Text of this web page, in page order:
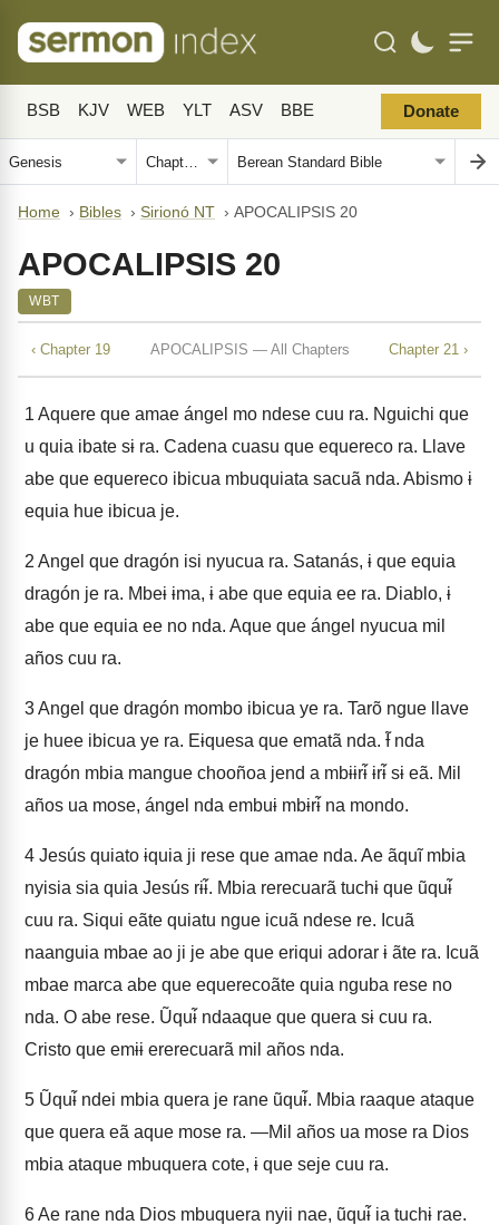
BSB KJV WEB YLT ASV BBE Donate
Home › Bibles › Sirionó NT › APOCALIPSIS 20
APOCALIPSIS 20
WBT
‹ Chapter 19 APOCALIPSIS — All Chapters Chapter 21 ›
1 Aquere que amae ángel mo ndese cuu ra. Nguichi que
u quia ibate sɨ ra. Cadena cuasu que equereco ra. Llave
abe que equereco ibicua mbuquiata sacuã nda. Abismo ɨ
equia hue ibicua je.
2 Angel que dragón isi nyucua ra. Satanás, ɨ que equia
dragón je ra. Mbeɨ ɨma, ɨ abe que equia ee ra. Diablo, ɨ
abe que equia ee no nda. Aque que ángel nyucua mil
años cuu ra.
3Angel que dragón mombo ibicua ye ra. Tarõ ngue llave
je huee ibicua ye ra. Eɨquesa que ematã nda. Ɨ̃ nda
dragón mbia mangue chooñoa jend a mbɨɨrɨ̃ ɨrɨ̃ sɨ eã. Mil
años ua mose, ángel nda embuɨ mbɨrɨ̃ na mondo.
4 Jesús quiato ɨquia ji rese que amae nda. Ae ãquĩ mbia
nyisia sia quia Jesús rɨɨ̃. Mbia rerecuarã tuchɨ que ũquɨ̃
cuu ra. Siqui eãte quiatu ngue icuã ndese re. Icuã
naanguia mbae ao ji je abe que eriqui adorar ɨ ãte ra. Icuã
mbae marca abe que equerecoãte quia nguba rese no
nda. O abe rese. Ũquɨ̃ ndaaque que quera sɨ cuu ra.
Cristo que emɨɨ ererecuarã mil años nda.
5 Ũquɨ̃ ndei mbia quera je rane ũquɨ̃. Mbia raaque ataque
que quera eã aque mose ra. —Mil años ua mose ra Dios
mbia ataque mbuquera cote, ɨ que seje cuu ra.
6Ae rane nda Dios mbuquera nyii nae, ũquɨ̃ ia tuchɨ rae.